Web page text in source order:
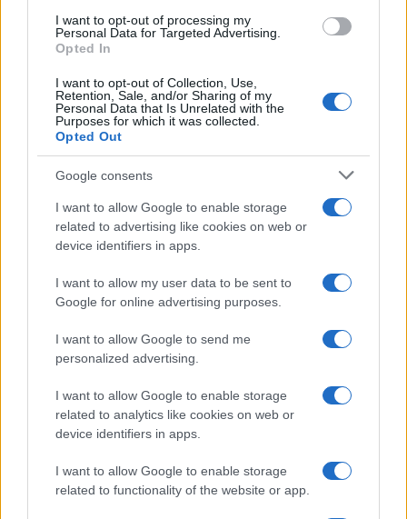
I want to opt-out of processing my
Personal Data for Targeted Advertising.
Opted In
I want to opt-out of Collection, Use,
Retention, Sale, and/or Sharing of my
Personal Data that Is Unrelated with the
Purposes for which it was collected.
Opted Out
Google consents
I want to allow Google to enable storage
related to advertising like cookies on web or
device identifiers in apps.
I want to allow my user data to be sent to
Google for online advertising purposes.
I want to allow Google to send me
personalized advertising.
I want to allow Google to enable storage
related to analytics like cookies on web or
device identifiers in apps.
I want to allow Google to enable storage
related to functionality of the website or app.
Dead Rising 2: Nuevo vídeo
presentándonos las armas
combinadas
Dead Rising 2: vídeo del corto de
animación "Samurai Dead Rising"
29 abril, 2020
2 »
Últimas Noticias
Señala una noticia
Síguenos en Facebook